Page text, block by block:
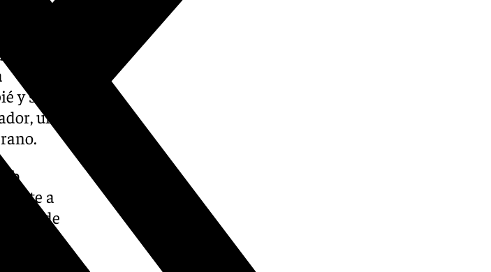
del
y se
una
a